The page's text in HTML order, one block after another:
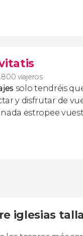
viajeros
solo tendréis
y disfrutar de
nada estropee
iglesias